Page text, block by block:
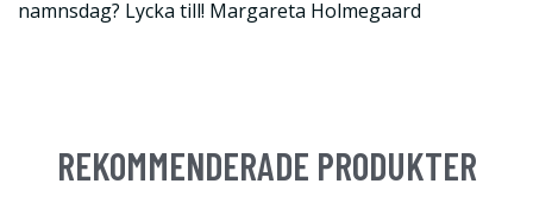
namnsdag? Lycka till! Margareta Holmegaard
REKOMMENDERADE PRODUKTER